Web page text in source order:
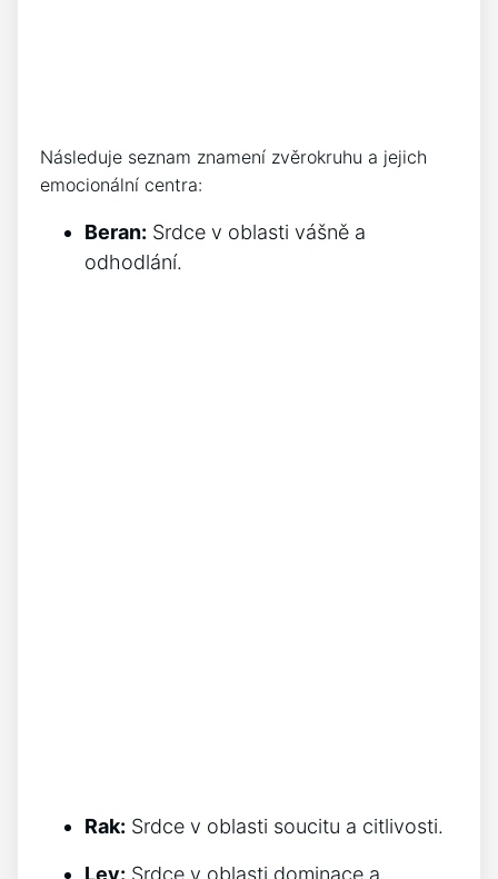
Následuje seznam znamení zvěrokruhu a jejich
emocionální centra:
Beran: Srdce v oblasti vášně a
odhodlání.
Rak: Srdce v oblasti soucitu a citlivosti.
Lev: Srdce v oblasti dominace a